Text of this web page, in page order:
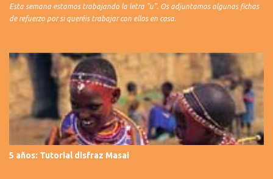
Esta semana estamos trabajando la letra "u". Os adjuntamos algunas fichas
de refuerzo por si queréis trabajar con ellos en casa.
5 años: Tutorial disfraz Masai